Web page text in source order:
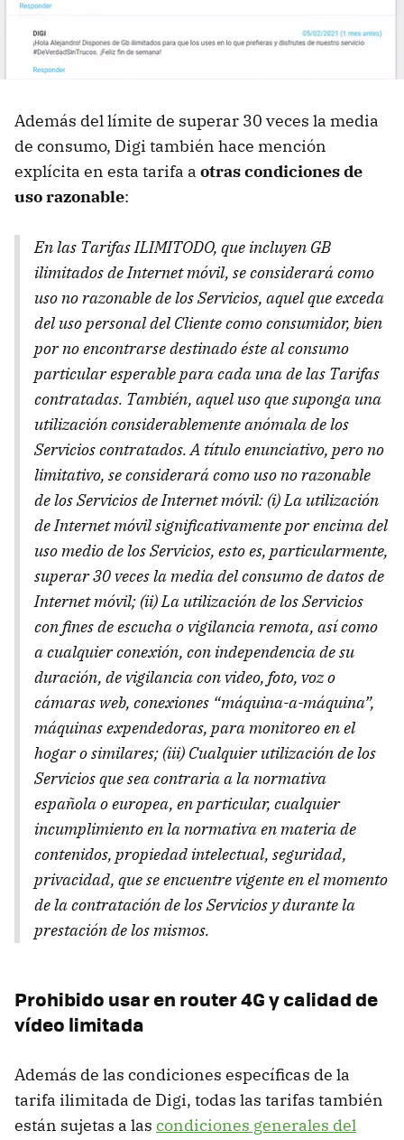
Además del límite de superar 30 veces la media
de consumo, Digi también hace mención
explícita en esta tarifa a otras condiciones de
uso razonable:
En las Tarifas ILIMITODO, que incluyen GB
ilimitados de Internet móvil, se considerará como
uso no razonable de los Servicios, aquel que exceda
del uso personal del Cliente como consumidor, bien
por no encontrarse destinado éste al consumo
particular esperable para cada una de las Tarifas
contratadas. También, aquel uso que suponga una
utilización considerablemente anómala de los
Servicios contratados. A título enunciativo, pero no
limitativo, se considerará como uso no razonable
de los Servicios de Internet móvil: (i) La utilización
de Internet móvil significativamente por encima del
uso medio de los Servicios, esto es, particularmente,
superar 30 veces la media del consumo de datos de
Internet móvil; (ii) La utilización de los Servicios
con fines de escucha o vigilancia remota, así como
a cualquier conexión, con independencia de su
duración, de vigilancia con video, foto, voz o
cámaras web, conexiones “máquina-a-máquina”,
máquinas expendedoras, para monitoreo en el
hogar o similares; (iii) Cualquier utilización de los
Servicios que sea contraria a la normativa
española o europea, en particular, cualquier
incumplimiento en la normativa en materia de
contenidos, propiedad intelectual, seguridad,
privacidad, que se encuentre vigente en el momento
de la contratación de los Servicios y durante la
prestación de los mismos.
Prohibido usar en router 4G y calidad de
vídeo limitada
Además de las condiciones específicas de la
tarifa ilimitada de Digi, todas las tarifas también
están sujetas a las condiciones generales del